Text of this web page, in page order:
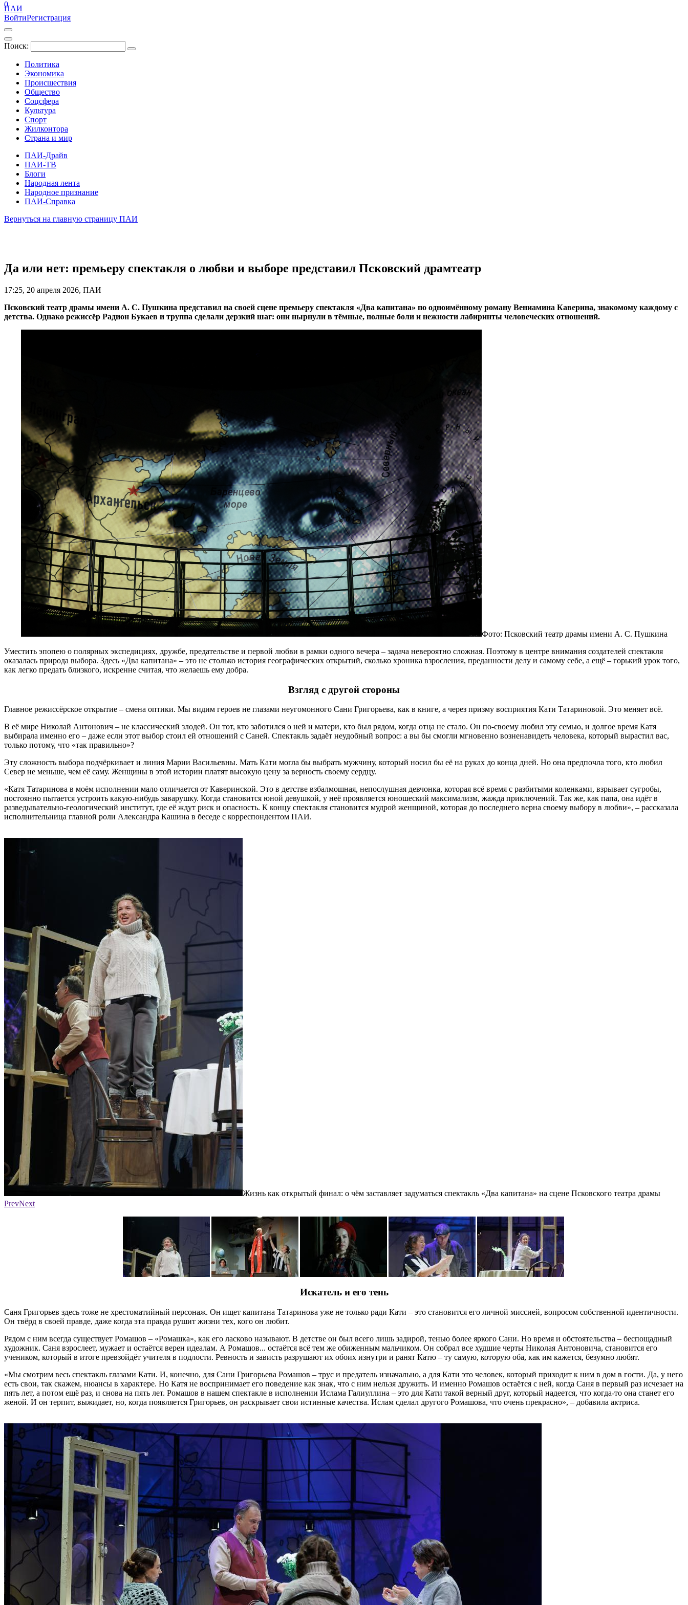
ПАИ
ВойтиРегистрация
Поиск:
Политика
Экономика
Происшествия
Общество
Соцсфера
Культура
Спорт
Жилконтора
Страна и мир
ПАИ-Драйв
ПАИ-ТВ
Блоги
Народная лента
Народное признание
ПАИ-Справка
0
Вернуться на главную страницу ПАИ
Да или нет: премьеру спектакля о любви и выборе представил Псковский драмтеатр
17:25, 20 апреля 2026, ПАИ
Псковский театр драмы имени А. С. Пушкина представил на своей сцене премьеру спектакля «Два капитана» по одноимённому роману Вениамина Каверина, знакомому каждому с
детства. Однако режиссёр Радион Букаев и труппа сделали дерзкий шаг: они нырнули в тёмные, полные боли и нежности лабиринты человеческих отношений.
Фото: Псковский театр драмы имени А. С. Пушкина
Уместить эпопею о полярных экспедициях, дружбе, предательстве и первой любви в рамки одного вечера – задача невероятно сложная. Поэтому в центре внимания создателей спектакля
оказалась природа выбора. Здесь «Два капитана» – это не столько история географических открытий, сколько хроника взросления, преданности делу и самому себе, а ещё – горький урок того,
как легко предать близкого, искренне считая, что желаешь ему добра.
Взгляд с другой стороны
Главное режиссёрское открытие – смена оптики. Мы видим героев не глазами неугомонного Сани Григорьева, как в книге, а через призму восприятия Кати Татариновой. Это меняет всё.
В её мире Николай Антонович – не классический злодей. Он тот, кто заботился о ней и матери, кто был рядом, когда отца не стало. Он по-своему любил эту семью, и долгое время Катя
выбирала именно его – даже если этот выбор стоил ей отношений с Саней. Спектакль задаёт неудобный вопрос: а вы бы смогли мгновенно возненавидеть человека, который вырастил вас,
только потому, что «так правильно»?
Эту сложность выбора подчёркивает и линия Марии Васильевны. Мать Кати могла бы выбрать мужчину, который носил бы её на руках до конца дней. Но она предпочла того, кто любил
Север не меньше, чем её саму. Женщины в этой истории платят высокую цену за верность своему сердцу.
«Катя Татаринова в моём исполнении мало отличается от Каверинской. Это в детстве взбалмошная, непослушная девчонка, которая всё время с разбитыми коленками, взрывает сугробы,
постоянно пытается устроить какую-нибудь заварушку. Когда становится юной девушкой, у неё проявляется юношеский максимализм, жажда приключений. Так же, как папа, она идёт в
разведывательно-геологический институт, где её ждут риск и опасность. К концу спектакля становится мудрой женщиной, которая до последнего верна своему выбору в любви», – рассказала
исполнительница главной роли Александра Кашина в беседе с корреспондентом ПАИ.
Жизнь как открытый финал: о чём заставляет задуматься спектакль «Два капитана» на сцене Псковского театра драмы
Фото: Псковский театр драмы имени А. С. Пушкина
PrevNext
Искатель и его тень
Саня Григорьев здесь тоже не хрестоматийный персонаж. Он ищет капитана Татаринова уже не только ради Кати – это становится его личной миссией, вопросом собственной идентичности.
Он твёрд в своей правде, даже когда эта правда рушит жизни тех, кого он любит.
Рядом с ним всегда существует Ромашов – «Ромашка», как его ласково называют. В детстве он был всего лишь задирой, тенью более яркого Сани. Но время и обстоятельства – беспощадный
художник. Саня взрослеет, мужает и остаётся верен идеалам. А Ромашов... остаётся всё тем же обиженным мальчиком. Он собрал все худшие черты Николая Антоновича, становится его
учеником, который в итоге превзойдёт учителя в подлости. Ревность и зависть разрушают их обоих изнутри и ранят Катю – ту самую, которую оба, как им кажется, безумно любят.
«Мы смотрим весь спектакль глазами Кати. И, конечно, для Сани Григорьева Ромашов – трус и предатель изначально, а для Кати это человек, который приходит к ним в дом в гости. Да, у него
есть свои, так скажем, нюансы в характере. Но Катя не воспринимает его поведение как знак, что с ним нельзя дружить. И именно Ромашов остаётся с ней, когда Саня в первый раз исчезает на
пять лет, а потом ещё раз, и снова на пять лет. Ромашов в нашем спектакле в исполнении Ислама Галиуллина – это для Кати такой верный друг, который надеется, что когда-то она станет его
женой. И он терпит, выжидает, но, когда появляется Григорьев, он раскрывает свои истинные качества. Ислам сделал другого Ромашова, что очень прекрасно», – добавила актриса.